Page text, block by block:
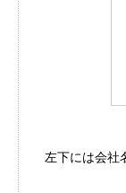
左下には会社